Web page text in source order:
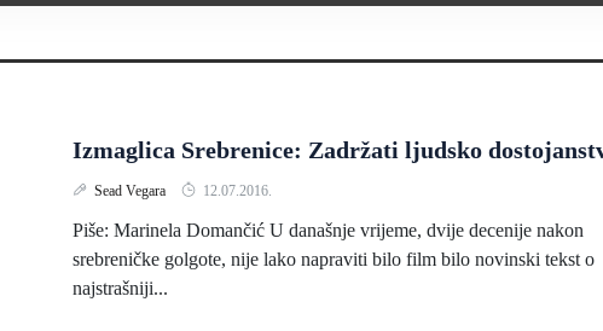
Izmaglica Srebrenice: Zadržati ljudsko
Sead Vegara 12.07.2016.
Piše: Marinela Domančić U današnje vrijeme, dvije decenije nakon
srebreničke golgote, nije lako napraviti bilo film bilo novinski tekst o
najstrašniji...